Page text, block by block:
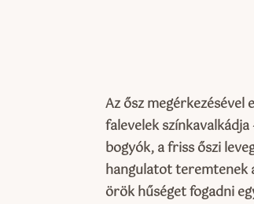
Az ősz megérkezésével
falevelek
bogyók, a friss őszi
hangulatot teremtenek
örök hűséget fogadni